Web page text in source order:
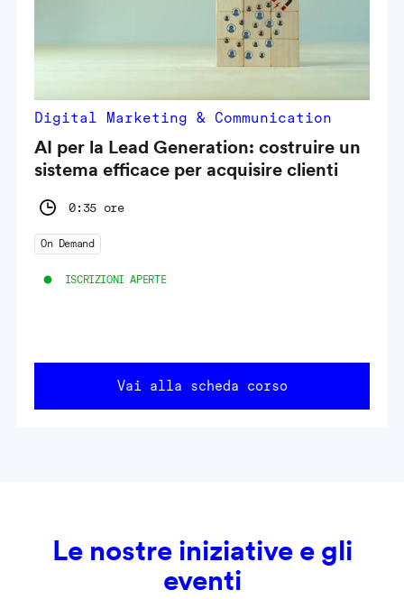
Digital Marketing & Communication
AI per la Lead Generation: costruire un
sistema efficace per acquisire clienti
0:35 ore
On Demand
ISCRIZIONI APERTE
Vai alla scheda corso
Le nostre iniziative e gli
eventi